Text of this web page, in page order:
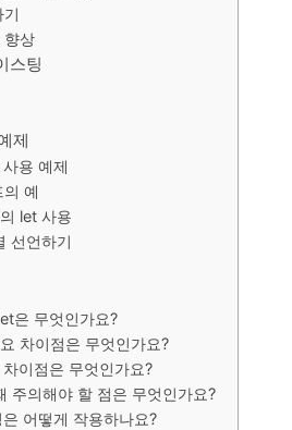
향상
스팅
제
용 예제
예
let 사용
선언하기
은 무엇인가요?
차이점은 무엇인가요?
이점은 무엇인가요?
주의해야 할 점은 무엇인가요?
어떻게 작용하나요?